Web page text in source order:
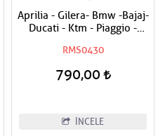
Aprilia - Gilera- Bmw -Bajaj-
Ducati - Ktm - Piaggio -
Organik Ön Sağ-Ön Sol ve
RMS0430
790,00
İNCELE